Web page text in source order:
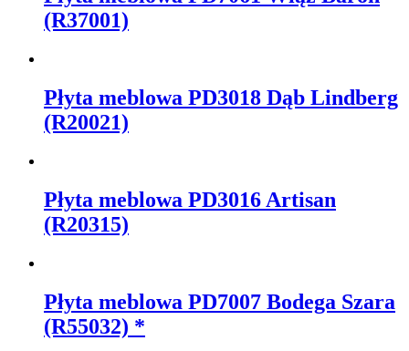
(R37001)
Płyta meblowa PD3018 Dąb Lindberg
(R20021)
Płyta meblowa PD3016 Artisan
(R20315)
Płyta meblowa PD7007 Bodega Szara
(R55032) *